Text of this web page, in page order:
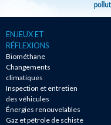
ENJEUX ET
RÉFLEXIONS
Biométhane
Changements
climatiques
Inspection et entretien
des véhicules
Énergies renouvelables
Gaz et pétrole de schiste